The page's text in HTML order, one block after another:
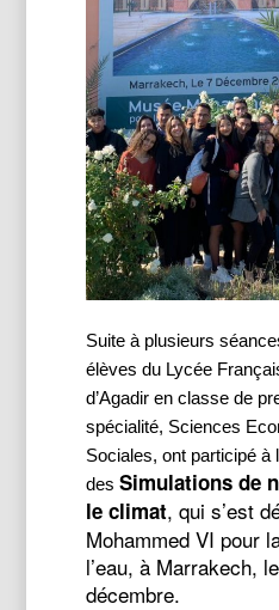
Suite à plusieurs
élèves du Lycée
d’Agadir en classe de
spécialité, Sciences
Sociales, ont participé à
desSimulations de
le climat, qui s’est
Mohammed VI pour
l’eau, à Marrakech,
décembre.